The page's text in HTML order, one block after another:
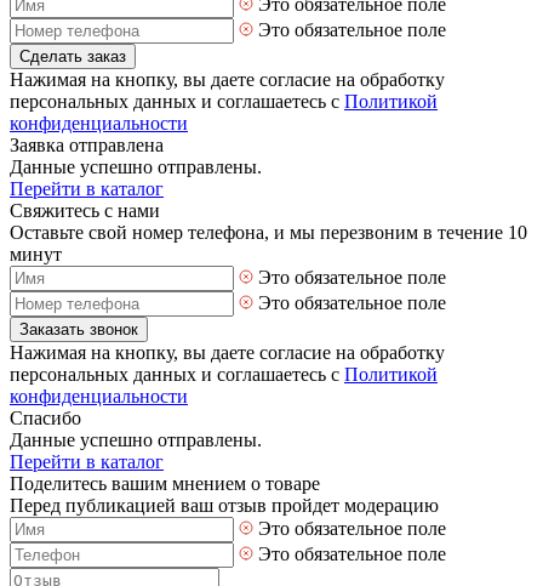
Это обязательное поле
Это обязательное поле
Сделать заказ
Нажимая на кнопку, вы даете согласие на обработку
персональных данных и соглашаетесь с Политикой
конфиденциальности
Заявка отправлена
Данные успешно отправлены.
Перейти в каталог
Свяжитесь с нами
Оставьте свой номер телефона, и мы перезвоним в течение 10
минут
Это обязательное поле
Это обязательное поле
Заказать звонок
Нажимая на кнопку, вы даете согласие на обработку
персональных данных и соглашаетесь с Политикой
конфиденциальности
Спасибо
Данные успешно отправлены.
Перейти в каталог
Поделитесь вашим мнением о товаре
Перед публикацией ваш отзыв пройдет модерацию
Это обязательное поле
Это обязательное поле